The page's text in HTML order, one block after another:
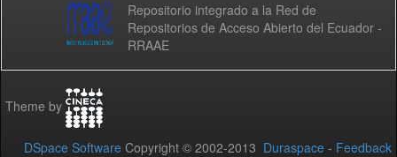
Repositorio integrado a la Red de
Repositorios de Acceso Abierto del Ecuador -
RRAAE
Theme by
DSpace Software Copyright © 2002-2013 Duraspace - Feedback